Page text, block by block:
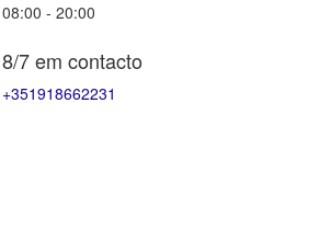
08:00 - 20:00
8/7 em contacto
+351918662231